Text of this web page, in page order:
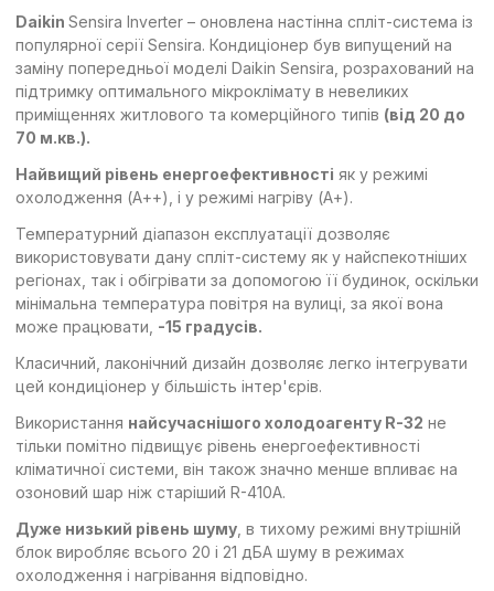
Daikin Sensira Inverter – оновлена настінна спліт-система із
популярної серії Sensira. Кондиціонер був випущений на
заміну попередньої моделі Daikin Sensira, розрахований на
підтримку оптимального мікроклімату в невеликих
приміщеннях житлового та комерційного типів (від 20 до
70 м.кв.).
Найвищий рівень енергоефективності як у режимі
охолодження (А++), і у режимі нагріву (А+).
Температурний діапазон експлуатації дозволяє
використовувати дану спліт-систему як у найспекотніших
регіонах, так і обігрівати за допомогою її будинок, оскільки
мінімальна температура повітря на вулиці, за якої вона
може працювати, -15 градусів.
Класичний, лаконічний дизайн дозволяє легко інтегрувати
цей кондиціонер у більшість інтер'єрів.
Використання найсучаснішого холодоагенту R-32 не
тільки помітно підвищує рівень енергоефективності
кліматичної системи, він також значно менше впливає на
озоновий шар ніж старіший R-410А.
Дуже низький рівень шуму , в тихому режимі внутрішній
блок виробляє всього 20 і 21 дБА шуму в режимах
охолодження і нагрівання відповідно.